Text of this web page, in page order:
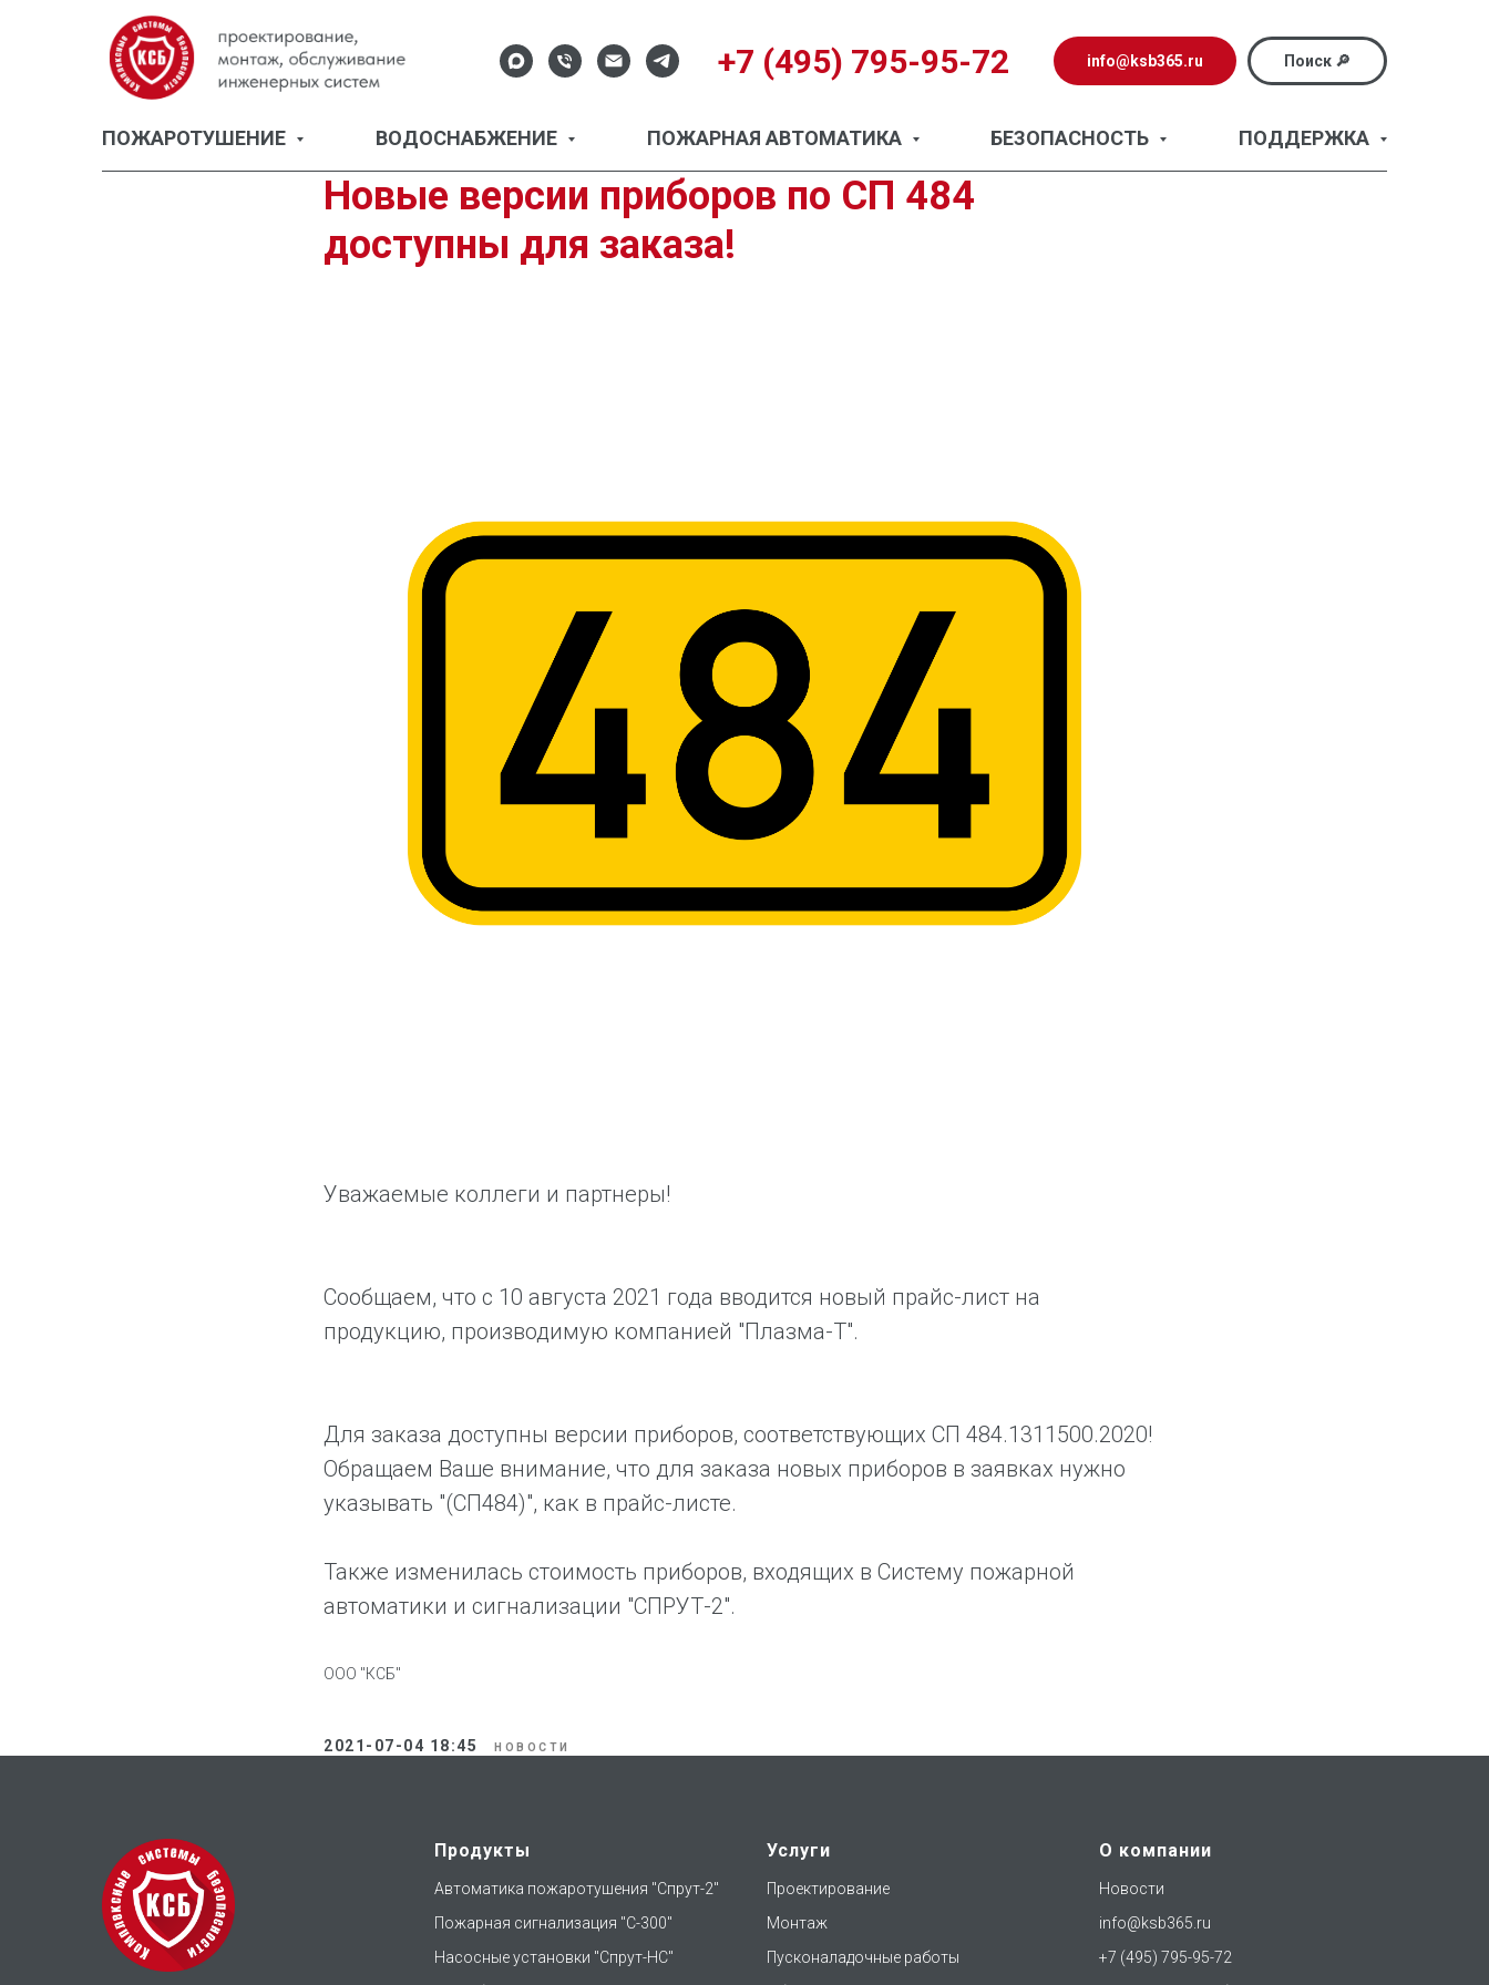
+7 (495) 795-95-72 info@ksb365.ru Поиск 🔎
ПОЖАРОТУШЕНИЕ ВОДОСНАБЖЕНИЕ ПОЖАРНАЯ АВТОМАТИКА БЕЗОПАСНОСТЬ ПОДДЕРЖКА
Новые версии приборов по СП 484
доступны для заказа!
Уважаемые коллеги и партнеры!
Сообщаем, что с 10 августа 2021 года вводится новый прайс-лист на
продукцию, производимую компанией "Плазма-Т".
Для заказа доступны версии приборов, соответствующих СП 484.1311500.2020!
Обращаем Ваше внимание, что для заказа новых приборов в заявках нужно
указывать "(СП484)", как в прайс-листе.
Также изменилась стоимость приборов, входящих в Систему пожарной
автоматики и сигнализации "СПРУТ-2".
ООО "КСБ"
2021-07-04 18:45 НОВОСТИ
Продукты
Автоматика пожаротушения "Спрут-2"
Пожарная сигнализация "С-300"
Насосные установки "Спрут-НС"
Услуги
Проектирование
Монтаж
Пусконаладочные работы
О компании
Новости
info@ksb365.ru
+7 (495) 795-95-72